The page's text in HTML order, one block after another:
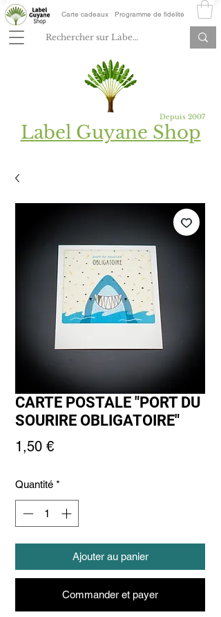
Carte cadeaux Programme de fidélité
Depuis 2007
Label Guyane Shop
CARTE POSTALE "PORT DU
SOURIRE OBLIGATOIRE"
1,50 €Prix
Quantité *
Ajouter au panier
Commander et payer